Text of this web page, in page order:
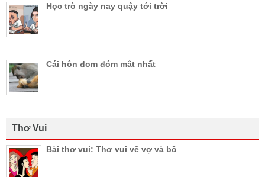
Học trò ngày nay quậy tới trời
Cái hôn đom đóm mắt nhất
Thơ Vui
Bài thơ vui: Thơ vui về vợ và bồ